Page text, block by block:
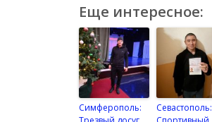
Еще интересное:
Симферополь:
Севастополь: